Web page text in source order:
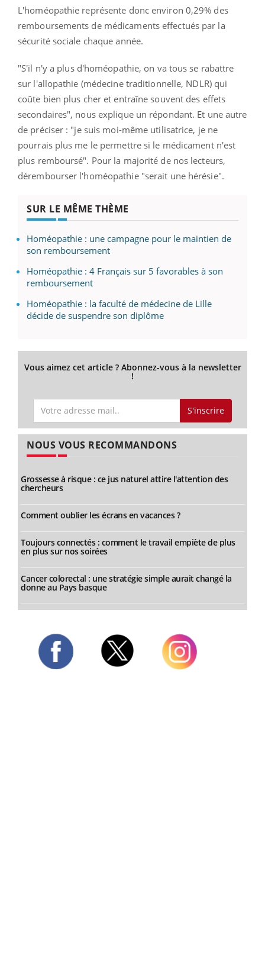
L'homéopathie représente donc environ 0,29% des
remboursements de médicaments effectués par la
sécurité sociale chaque année.
"S'il n'y a plus d'homéopathie, on va tous se rabattre
sur l'allopathie (médecine traditionnelle, NDLR) qui
coûte bien plus cher et entraîne souvent des effets
secondaires", nous explique un répondant. Et une autre
de préciser : "je suis moi-même utilisatrice, je ne
pourrais plus me le permettre si le médicament n'est
plus remboursé". Pour la majorité de nos lecteurs,
dérembourser l'homéopathie "serait une hérésie".
SUR LE MÊME THÈME
Homéopathie : une campagne pour le maintien de
son remboursement
Homéopathie : 4 Français sur 5 favorables à son
remboursement
Homéopathie : la faculté de médecine de Lille
décide de suspendre son diplôme
Vous aimez cet article ? Abonnez-vous à la newsletter
!
S'inscrire
NOUS VOUS RECOMMANDONS
Grossesse à risque : ce jus naturel attire l'attention des
chercheurs
Comment oublier les écrans en vacances ?
Toujours connectés : comment le travail empiète de plus
en plus sur nos soirées
Cancer colorectal : une stratégie simple aurait changé la
donne au Pays basque